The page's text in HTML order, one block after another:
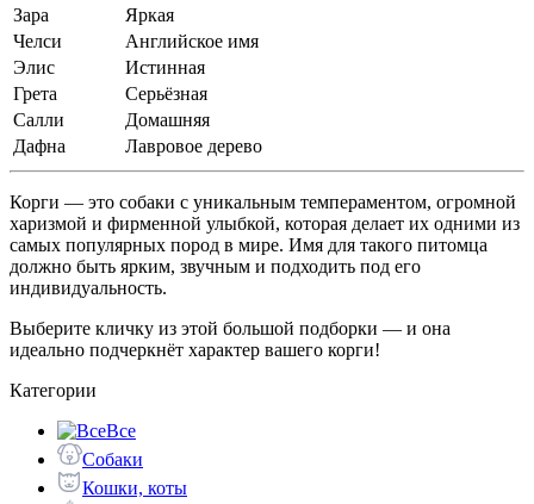
Зара
Яркая
Челси
Английское имя
Элис
Истинная
Грета
Серьёзная
Салли
Домашняя
Дафна
Лавровое дерево
Корги — это собаки с уникальным темпераментом, огромной
харизмой и фирменной улыбкой, которая делает их одними из
самых популярных пород в мире. Имя для такого питомца
должно быть ярким, звучным и подходить под его
индивидуальность.
Выберите кличку из этой большой подборки — и она
идеально подчеркнёт характер вашего корги!
Категории
Все
Собаки
Кошки, коты